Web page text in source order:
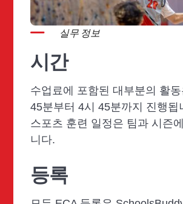
실무 정보
시간
수업료에 포함된 대부분의 활
45분부터 4시 45분까지 진행됩
스포츠 훈련 일정은 팀과 시즌
니다.
등록